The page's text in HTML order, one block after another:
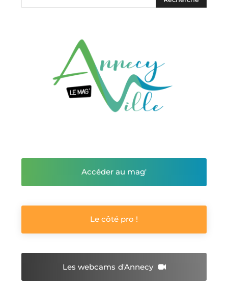
Accéder au mag'
Le côté pro !
Les webcams d'Annecy